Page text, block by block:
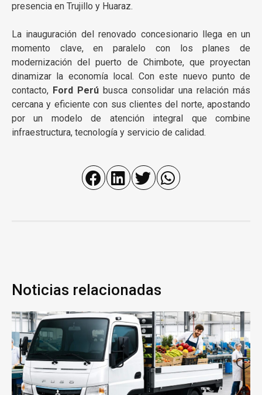
presencia en Trujillo y Huaraz.
La inauguración del renovado concesionario llega en un
momento clave, en paralelo con los planes de
modernización del puerto de Chimbote, que proyectan
dinamizar la economía local. Con este nuevo punto de
contacto, Ford Perú busca consolidar una relación más
cercana y eficiente con sus clientes del norte, apostando
por un modelo de atención integral que combine
infraestructura, tecnología y servicio de calidad.
Noticias relacionadas